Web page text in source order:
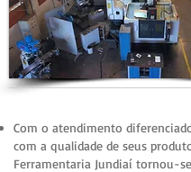
Com o atendimento
com a qualidade de seus
Ferramentaria Jundiaí tornou-